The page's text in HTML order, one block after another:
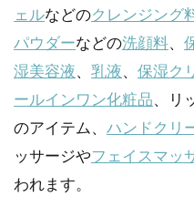
ェルなどのクレンジング
パウダーなどの洗顔料、
湿美容液、 乳液、 保湿ク
ールインワン化粧品、リ
のアイテム、 ハンドクリ
ッサージやフェイスマッ
われます。